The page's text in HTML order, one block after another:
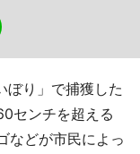
り」で捕獲した
センチを超える
などが市民によっ